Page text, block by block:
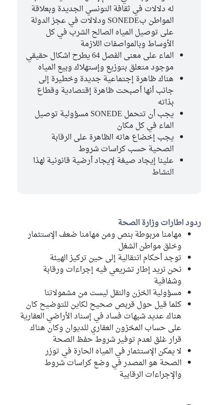
له دلالات في ثقافة التونسي الجديدة وبعلاقة
المواطن بSONEDE ودلالات في عجز الدولة
على توصيل المياه الصالح الشرب في كل
الأوساط وبالمواصفات اللازمة
الماء على معنى الفصل 64 يطرح اشكال حقيقي
موجود متعلق بتوزيع وإستهلاك وبيع المياه
هناك ظاهرة إجتماعية جديدة وخطيرة إلى
جانب أنها أصبحت ظاهرة إقتصادية وقطاع
بذاته
يجب أن تتحمل SONEDE مسؤولية توصيل
الماء في كل مكان
يجب إخضاع هاته الظاهرة على الرقابة
الصحية حسب كراسات شروط
علينا إيجاد صيغة لإيجاد أرضية قانونية لهذا
النشاط
ردود اطارات وزارة الصحة
مهامنا مربوطة بنص ومن مهامنا ضعف الإستثمار
وخلق مواطن الشغل
توجد أحكام انتقالية إلى حين تركيز الهيئة
نحن نريد إطار تشريعي فيه إجراءات ورقابة
وشفافية
مسؤولية الخزن والنقل ليست من مشمولاتنا
كلما قيل حول قربص صحيح لكاين للتوضيح كان
هناك عديد شبهات فساد في إسناد الأراضي العقارية
على حساب المخزون العقاري للديوان وكان هناك
قرار غلق لعدم توفير شروط حفظ الصحة
لا يمكن الإستثمار في المياه الحارة في توزر
الصحة هو المصدر في وضع كراسات شروط
والإجراءات الرقابية